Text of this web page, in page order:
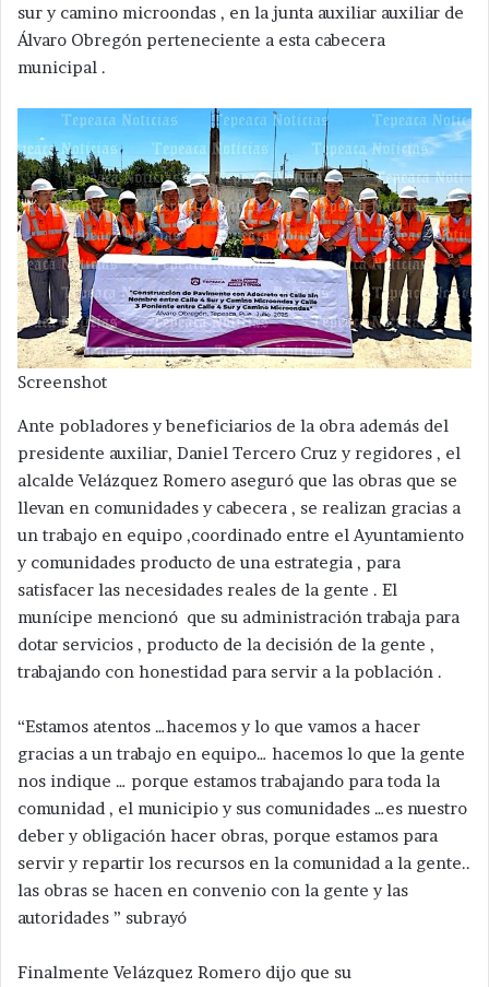
sur y camino microondas , en la junta auxiliar auxiliar de
Álvaro Obregón perteneciente a esta cabecera
municipal .
Screenshot
Ante pobladores y beneficiarios de la obra además del
presidente auxiliar, Daniel Tercero Cruz y regidores , el
alcalde Velázquez Romero aseguró que las obras que se
llevan en comunidades y cabecera , se realizan gracias a
un trabajo en equipo ,coordinado entre el Ayuntamiento
y comunidades producto de una estrategia , para
satisfacer las necesidades reales de la gente . El
munícipe mencionó que su administración trabaja para
dotar servicios , producto de la decisión de la gente ,
trabajando con honestidad para servir a la población .
“Estamos atentos …hacemos y lo que vamos a hacer
gracias a un trabajo en equipo… hacemos lo que la gente
nos indique … porque estamos trabajando para toda la
comunidad , el municipio y sus comunidades …es nuestro
deber y obligación hacer obras, porque estamos para
servir y repartir los recursos en la comunidad a la gente..
las obras se hacen en convenio con la gente y las
autoridades ” subrayó
Finalmente Velázquez Romero dijo que su